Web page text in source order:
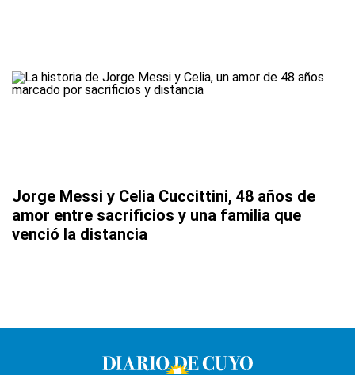
Jorge Messi y Celia Cuccittini, 48 años de
amor entre sacrificios y una familia que
venció la distancia